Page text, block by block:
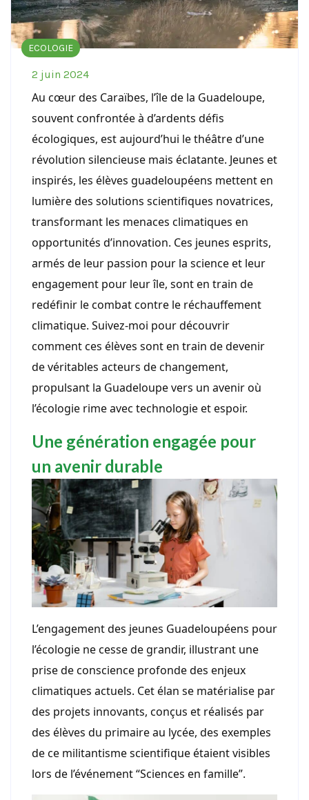
ECOLOGIE
2 juin 2024
Au cœur des Caraïbes, l’île de la Guadeloupe,
souvent confrontée à d’ardents défis
écologiques, est aujourd’hui le théâtre d’une
révolution silencieuse mais éclatante. Jeunes et
inspirés, les élèves guadeloupéens mettent en
lumière des solutions scientifiques novatrices,
transformant les menaces climatiques en
opportunités d’innovation. Ces jeunes esprits,
armés de leur passion pour la science et leur
engagement pour leur île, sont en train de
redéfinir le combat contre le réchauffement
climatique. Suivez-moi pour découvrir
comment ces élèves sont en train de devenir
de véritables acteurs de changement,
propulsant la Guadeloupe vers un avenir où
l’écologie rime avec technologie et espoir.
Une génération engagée pour
un avenir durable
L’engagement des jeunes Guadeloupéens pour
l’écologie ne cesse de grandir, illustrant une
prise de conscience profonde des enjeux
climatiques actuels. Cet élan se matérialise par
des projets innovants, conçus et réalisés par
des élèves du primaire au lycée, des exemples
de ce militantisme scientifique étaient visibles
lors de l’événement “Sciences en famille”.